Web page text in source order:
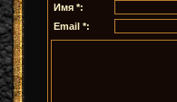
Имя *:
Email *: